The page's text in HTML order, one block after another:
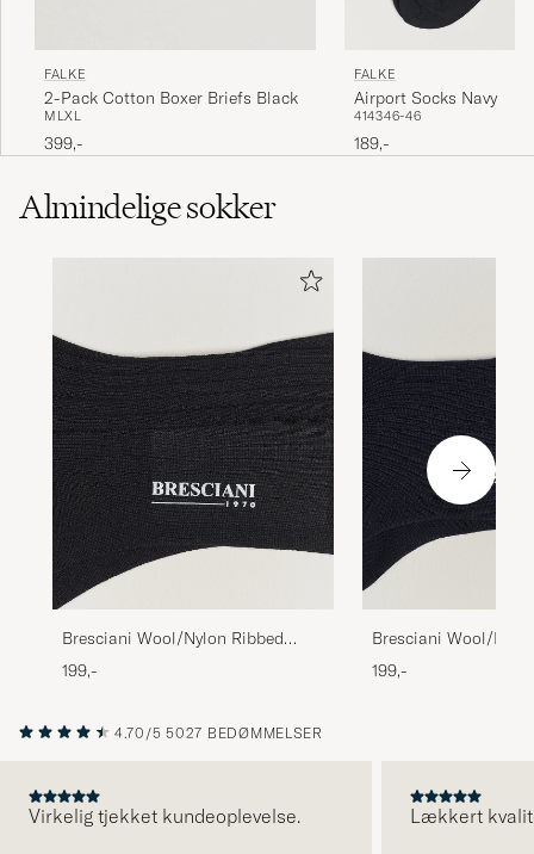
FALKE
2-Pack Cotton Boxer Briefs Black
M LXL
399,-
FALKE
Airport Socks Navy
414346-46
189,-
Almindelige sokker
Bresciani Wool/Nylon Ribbed
Short Socks Black
199,-
Bresciani Wool/
Short Socks Navy
199,-
4.70/5 5027 BEDØMMELSER
Virkelig tjekket kundeoplevelse. Lækkert